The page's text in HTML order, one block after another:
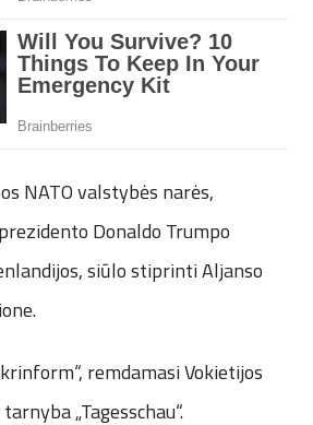
NATO valstybės narės,
Donaldo Trumpo
siūlo stiprinti Aljanso
remdamasi Vokietijos
„Tagesschau“.